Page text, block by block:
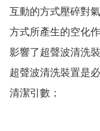
互動的方式壓碎對
方式所產生的空化
影響了超聲波清洗
超聲波清洗裝置是
清潔引數；